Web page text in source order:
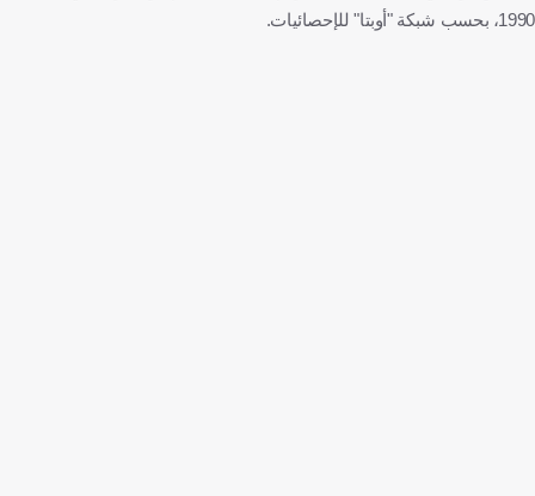
1990، بحسب شبكة "أوبتا" للإحصائيات.